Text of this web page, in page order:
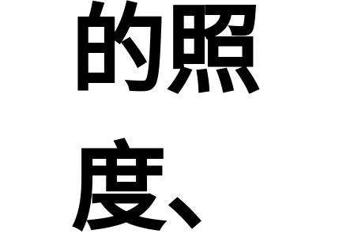
的照
度、